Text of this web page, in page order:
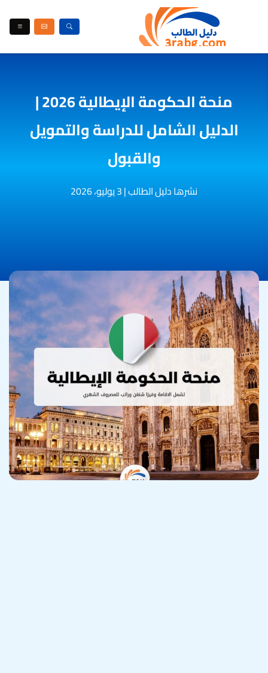
منحة الحكومة الإيطالية 2026 |
الدليل الشامل للدراسة والتمويل
والقبول
نشرها دليل الطالب|3 يوليو، 2026